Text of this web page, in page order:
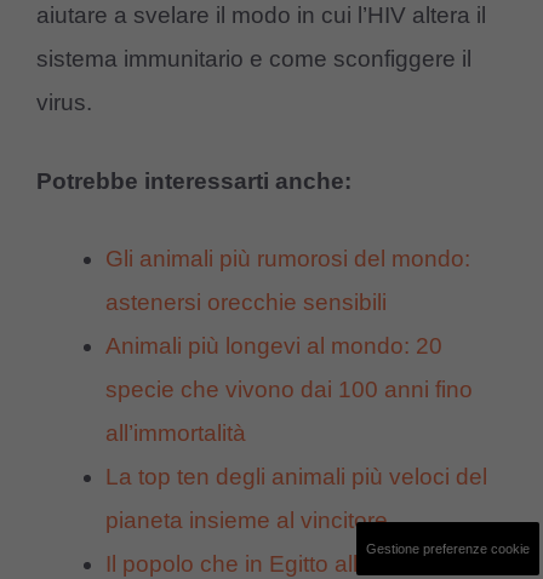
aiutare a svelare il modo in cui l’HIV altera il
sistema immunitario e come sconfiggere il
virus.
Potrebbe interessarti anche:
Gli animali più rumorosi del mondo:
astenersi orecchie sensibili
Animali più longevi al mondo: 20
specie che vivono dai 100 anni fino
all’immortalità
La top ten degli animali più veloci del
pianeta insieme al vincitore
Il popolo che in Egitto alleva coccodrilli
Gestione preferenze cookie